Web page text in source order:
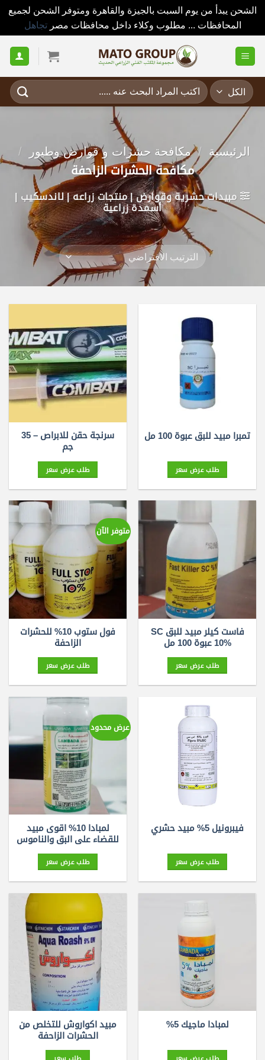
الشحن يبدأ من يوم السبت بالجيزة والقاهرة ومتوفر الشحن لجميع
المحافظات ... مطلوب وكلاء داخل محافظات مصرتجاهل
للمحتوى
البحث
عن:
الرئيسية / مكافحة حشرات و قوارض وطيور
/
مكافحة الحشرات الزاحفة
مبيدات حشرية وقوارض | منتجات زراعه | لاندسكيب |
أسمدة زراعية
تمبرا مبيد للبق عبوة 100 مل
طلب عرض سعر
سرنجة حقن للابراص – 35
جم
طلب عرض سعر
فاست كيلر مبيد للبق SC
10% عبوة 100 مل
طلب عرض سعر
متوفر الآن
فول ستوب 10% للحشرات
الزاحفة
طلب عرض سعر
فيبرونيل 5% مبيد حشري
طلب عرض سعر
عرض محدود
لمبادا 10% اقوى مبيد
للقضاء على البق والناموس
طلب عرض سعر
لمبادا ماجيك 5%
طلب عرض سعر
مبيد اكواروش للتخلص من
الحشرات الزاحفة
طلب سعر